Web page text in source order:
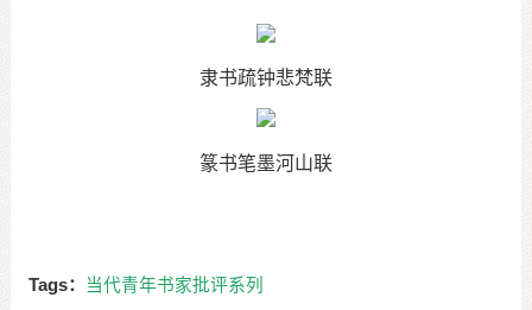
隶书疏钟悲梵联
篆书笔墨河山联
Tags： 当代青年书家批评系列